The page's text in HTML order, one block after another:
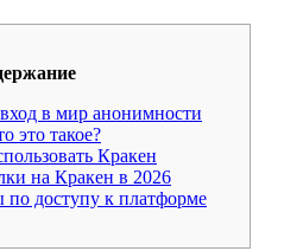
в мир анонимности
это такое?
Кракен
на Кракен в 2026
по доступу к платформе